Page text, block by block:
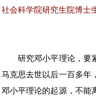
社会科学院研究生院博士
研究邓小平理论，要紧
马克思去世以后一百多年
邓小平理论的起源，不能